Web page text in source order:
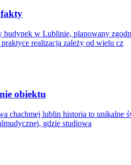
w Lublinie, planowany
realizacja zależy od wielu cz
obiektu
chachmej lublin historia to
gdzie studiowa